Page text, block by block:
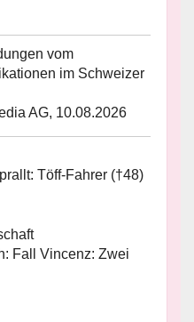
vom
im Schweizer
AG, 10.08.2026
Töff-Fahrer (†48)
Fall Vincenz: Zwei